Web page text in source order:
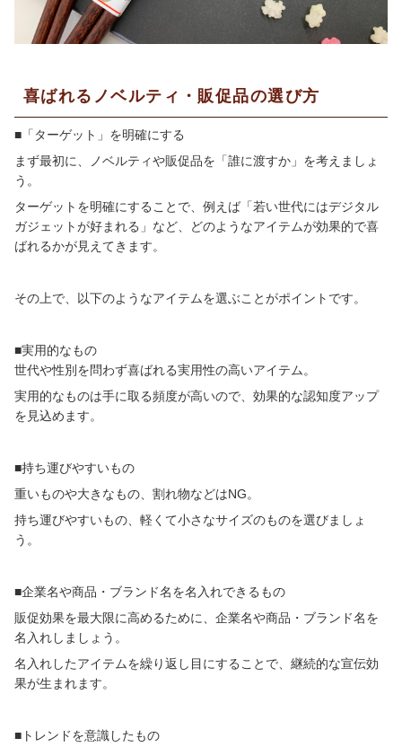
喜ばれるノベルティ・販促品の選び方
■「ターゲット」を明確にする
まず最初に、ノベルティや販促品を「誰に渡すか」を考えましょ
う。
ターゲットを明確にすることで、例えば「若い世代にはデジタル
ガジェットが好まれる」など、どのようなアイテムが効果的で喜
ばれるかが見えてきます。
その上で、以下のようなアイテムを選ぶことがポイントです。
■実用的なもの
世代や性別を問わず喜ばれる実用性の高いアイテム。
実用的なものは手に取る頻度が高いので、効果的な認知度アップ
を見込めます。
■持ち運びやすいもの
重いものや大きなもの、割れ物などはNG。
持ち運びやすいもの、軽くて小さなサイズのものを選びましょ
う。
■企業名や商品・ブランド名を名入れできるもの
販促効果を最大限に高めるために、企業名や商品・ブランド名を
名入れしましょう。
名入れしたアイテムを繰り返し目にすることで、継続的な宣伝効
果が生まれます。
■トレンドを意識したもの